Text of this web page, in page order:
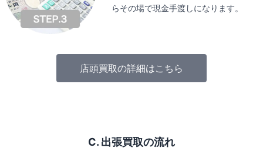
らその場で現金手渡しになります。
店頭買取の詳細はこちら
C. 出張買取の流れ